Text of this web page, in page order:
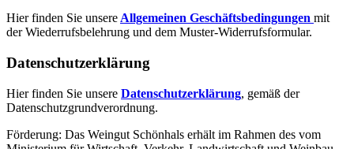
Hier finden Sie unsere Allgemeinen Geschäftsbedingungen mit
der Wiederrufsbelehrung und dem Muster-Widerrufsformular.
Datenschutzerklärung
Hier finden Sie unsere Datenschutzerklärung, gemäß der
Datenschutzgrundverordnung.
Förderung: Das Weingut Schönhals erhält im Rahmen des vom